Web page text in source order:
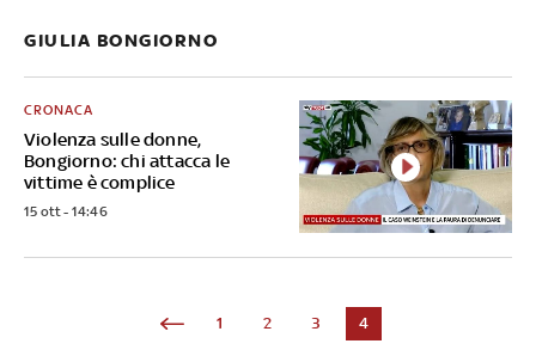
GIULIA BONGIORNO
Violenza sulle donne,
Bongiorno: chi attacca le
vittime è complice
CRONACA
15 ott - 14:46
1 2 3 4